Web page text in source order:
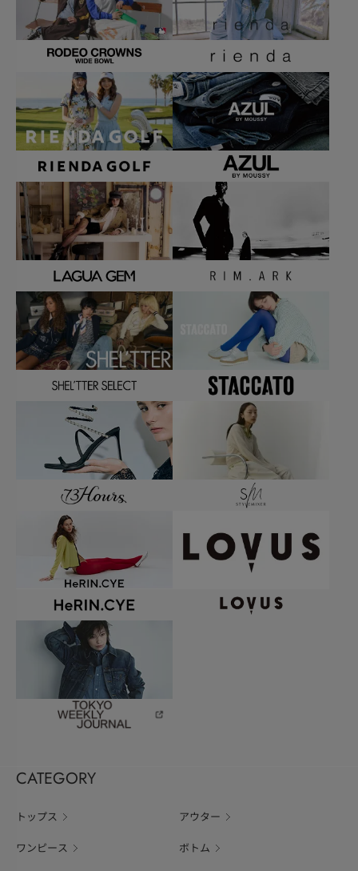
CATEGORY
トップス アウター
ワンピース ボトム